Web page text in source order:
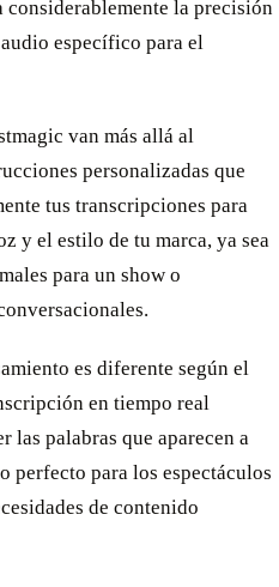
la precisión
específico para el
van más allá al
personalizadas que
tus transcripciones para
y el estilo de tu marca, ya sea
para un show o
es diferente según el
en tiempo real
las palabras que aparecen a
perfecto para los espectáculos
de contenido